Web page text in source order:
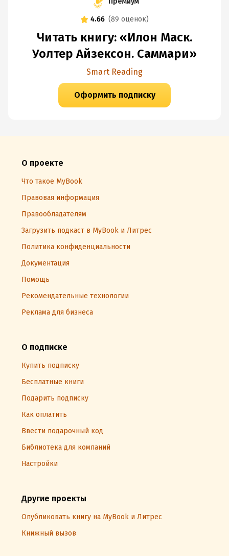
4.66 (89 оценок)
Читать книгу: «Илон Маск.
Уолтер Айзексон. Саммари»
Smart Reading
Оформить подписку
О проекте
Что такое MyBook
Правовая информация
Правообладателям
Загрузить подкаст в MyBook и Литрес
Политика конфиденциальности
Документация
Помощь
Рекомендательные технологии
Реклама для бизнеса
О подписке
Купить подписку
Бесплатные книги
Подарить подписку
Как оплатить
Ввести подарочный код
Библиотека для компаний
Настройки
Другие проекты
Опубликовать книгу на MyBook и Литрес
Книжный вызов